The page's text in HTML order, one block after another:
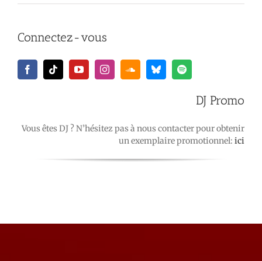
Connectez-vous
DJ Promo
Vous êtes DJ ? N’hésitez pas à nous contacter pour obtenir
un exemplaire promotionnel:ici